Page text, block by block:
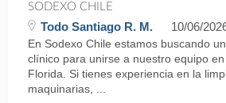
SODEXO CHILE
Todo Santiago R. M. 10/06/
En Sodexo Chile estamos buscando
clínico para unirse a nuestro equipo
Florida. Si tienes experiencia en la
maquinarias, ...